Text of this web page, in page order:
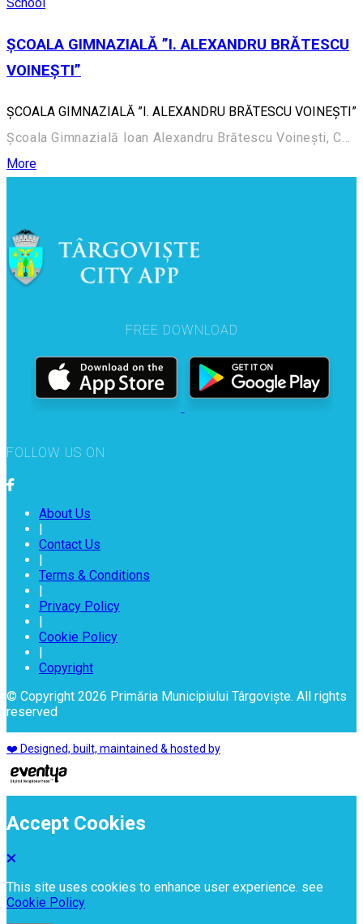
School
ȘCOALA GIMNAZIALĂ ”I. ALEXANDRU BRĂTESCU
VOINEȘTI”
ȘCOALA GIMNAZIALĂ ”I. ALEXANDRU BRĂTESCU VOINEȘTI”
Școala Gimnazială Ioan Alexandru Brătescu Voinești, Calea Domnească 252
More
FREE DOWNLOAD
FOLLOW US ON
About Us
|
Contact Us
|
Terms & Conditions
|
Privacy Policy
|
Cookie Policy
|
Copyright
© Copyright 2026 Primăria Municipiului Târgoviște. All rights
reserved
❤️ Designed, built, maintained & hosted by
Accept Cookies
This site uses cookies to enhance user experience. see
Cookie Policy